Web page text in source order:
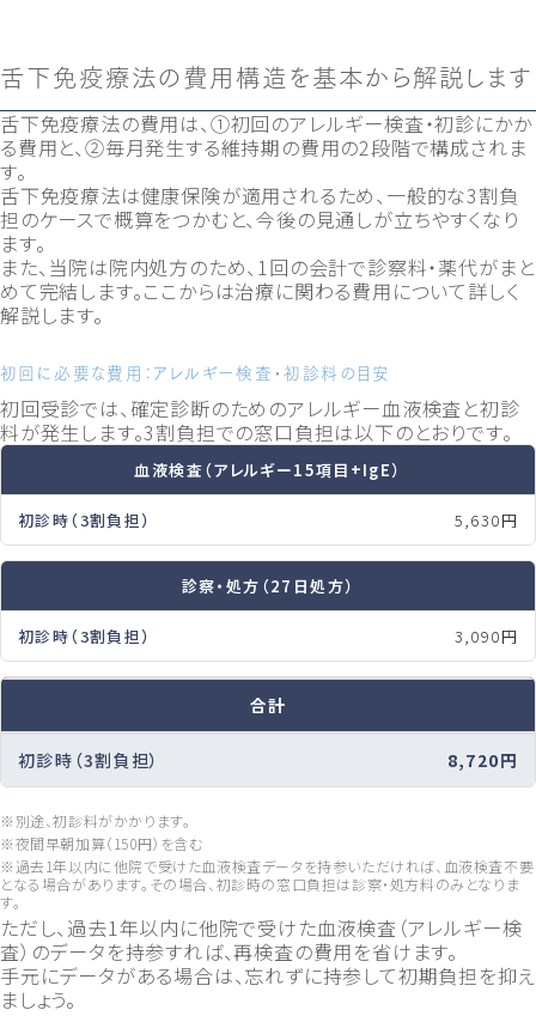
舌下免疫療法の費用構造を基本から解説します
舌下免疫療法の費用は、①初回のアレルギー検査・初診にかか
る費用と、②毎月発生する維持期の費用の2段階で構成されま
す。
舌下免疫療法は健康保険が適用されるため、一般的な3割負
担のケースで概算をつかむと、今後の見通しが立ちやすくなり
ます。
また、当院は院内処方のため、1回の会計で診察料・薬代がまと
めて完結します。ここからは治療に関わる費用について詳しく
解説します。
初回に必要な費用：アレルギー検査・初診料の目安
初回受診では、確定診断のためのアレルギー血液検査と初診
料が発生します。3割負担での窓口負担は以下のとおりです。
血液検査（アレルギー15項目+IgE）
5,630円
診察・処方（27日処方）
3,090円
合計
8,720円
※別途、初診料がかかります。
※夜間早朝加算（150円）を含む
※過去1年以内に他院で受けた血液検査データを持参いただければ、血液検査不要
となる場合があります。その場合、初診時の窓口負担は診察・処方料のみとなりま
す。
ただし、過去1年以内に他院で受けた血液検査（アレルギー検
査）のデータを持参すれば、再検査の費用を省けます。
手元にデータがある場合は、忘れずに持参して初期負担を抑え
ましょう。